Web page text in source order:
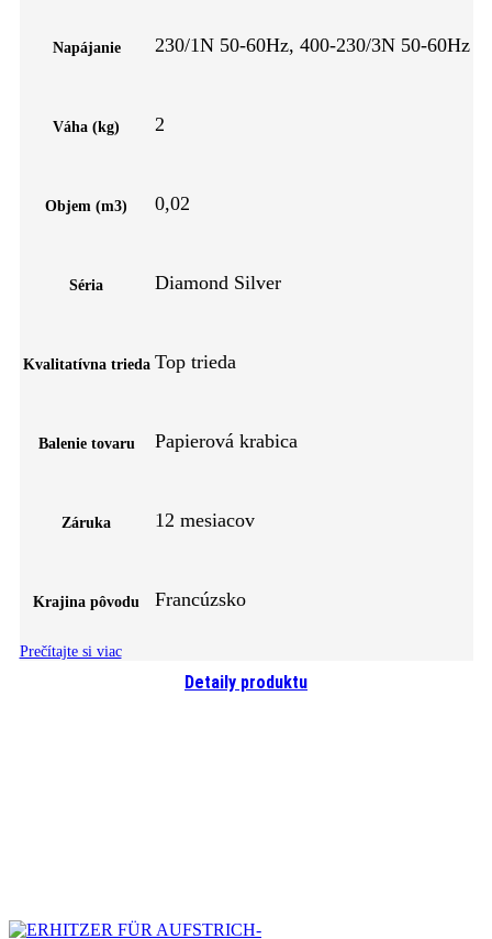
Detaily produktu
Napájanie 230/1N 50-60Hz, 400-230/3N 50-60Hz
Váha (kg) 2
Objem (m3) 0,02
Séria Diamond Silver
Kvalitatívna trieda Top trieda
Balenie tovaru Papierová krabica
Záruka 12 mesiacov
Krajina pôvodu Francúzsko
Prečítajte si viac